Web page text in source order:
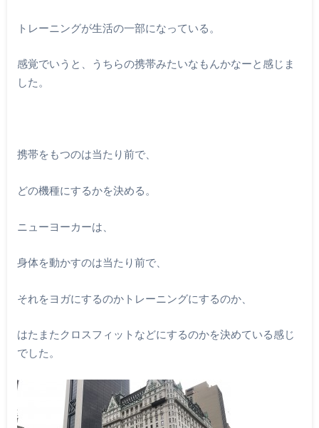
トレーニングが生活の一部になっている。
感覚でいうと、うちらの携帯みたいなもんかなーと感じま
した。
携帯をもつのは当たり前で、
どの機種にするかを決める。
ニューヨーカーは、
身体を動かすのは当たり前で、
それをヨガにするのかトレーニングにするのか、
はたまたクロスフィットなどにするのかを決めている感じ
でした。